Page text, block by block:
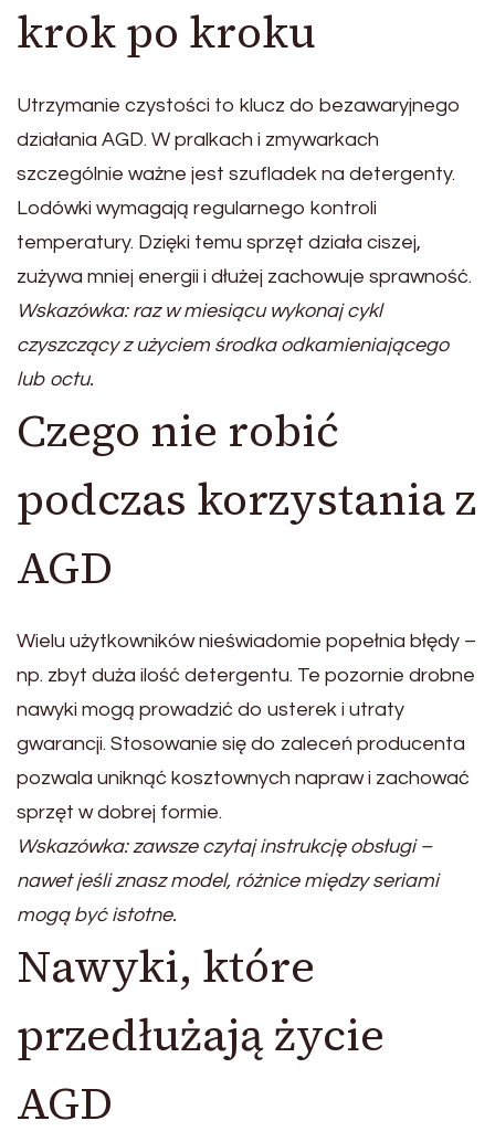
krok po kroku
Utrzymanie czystości to klucz do bezawaryjnego
działania AGD. W pralkach i zmywarkach
szczególnie ważne jest szufladek na detergenty.
Lodówki wymagają regularnego kontroli
temperatury. Dzięki temu sprzęt działa ciszej,
zużywa mniej energii i dłużej zachowuje sprawność.
Wskazówka: raz w miesiącu wykonaj cykl
czyszczący z użyciem środka odkamieniającego
lub octu.
Czego nie robić
podczas korzystania z
AGD
Wielu użytkowników nieświadomie popełnia błędy –
np. zbyt duża ilość detergentu. Te pozornie drobne
nawyki mogą prowadzić do usterek i utraty
gwarancji. Stosowanie się do zaleceń producenta
pozwala uniknąć kosztownych napraw i zachować
sprzęt w dobrej formie.
Wskazówka: zawsze czytaj instrukcję obsługi –
nawet jeśli znasz model, różnice między seriami
mogą być istotne.
Nawyki, które
przedłużają życie
AGD